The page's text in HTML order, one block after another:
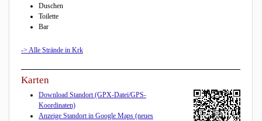
Duschen
Toilette
Bar
-> Alle Strände in Krk
Karten
Download Standort (GPX-Datei/GPS-
Koordinaten)
Anzeige Standort in Google Maps (neues